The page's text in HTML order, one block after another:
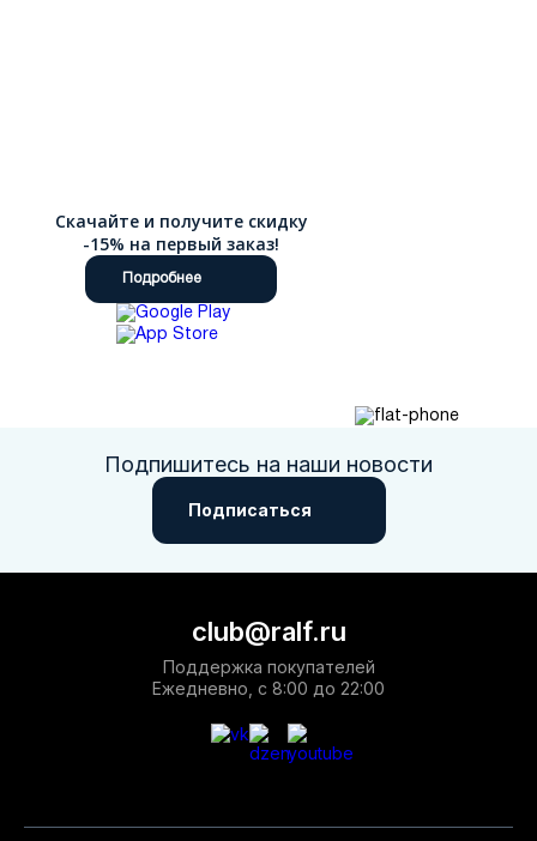
Скачайте и получите скидку
-15% на первый заказ!
Подробнее
Подпишитесь на наши новости
Подписаться
club@ralf.ru
Поддержка покупателей
Ежедневно, с 8:00 до 22:00